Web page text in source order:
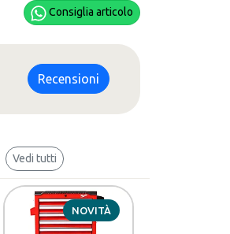
Consiglia articolo
Recensioni
Vedi tutti
NOVITÀ